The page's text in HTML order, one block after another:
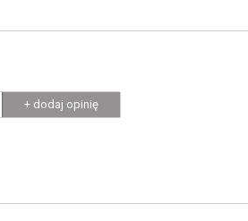
+ dodaj opinię